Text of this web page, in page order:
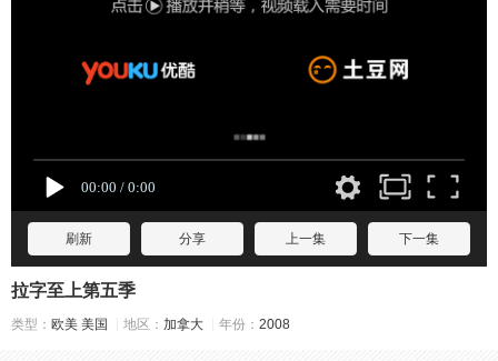
刷新 分享 上一集 下一集
拉字至上第五季
类型： 欧美 美国 地区： 加拿大 年份： 2008